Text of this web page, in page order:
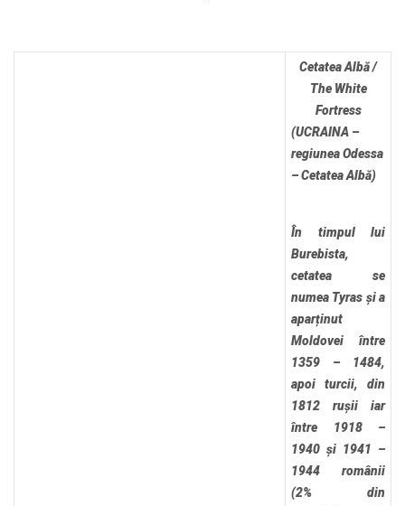
Cetatea Albă /
The White
Fortress
(UCRAINA –
regiunea Odessa
– Cetatea Albă)
În timpul lui
Burebista,
cetatea se
numea Tyras și a
aparținut
Moldovei între
1359 – 1484,
apoi turcii, din
1812 rușii iar
între 1918 –
1940 și 1941 –
1944 românii
(2% din